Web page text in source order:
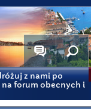
z nami po
na forum obecnych i